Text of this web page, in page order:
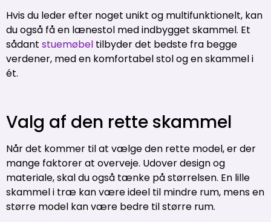
Hvis du leder efter noget unikt og multifunktionelt, kan
du også få en lænestol med indbygget skammel. Et
sådant stuemøbel tilbyder det bedste fra begge
verdener, med en komfortabel stol og en skammel i
ét.
Valg af den rette skammel
Når det kommer til at vælge den rette model, er der
mange faktorer at overveje. Udover design og
materiale, skal du også tænke på størrelsen. En lille
skammel i træ kan være ideel til mindre rum, mens en
større model kan være bedre til større rum.